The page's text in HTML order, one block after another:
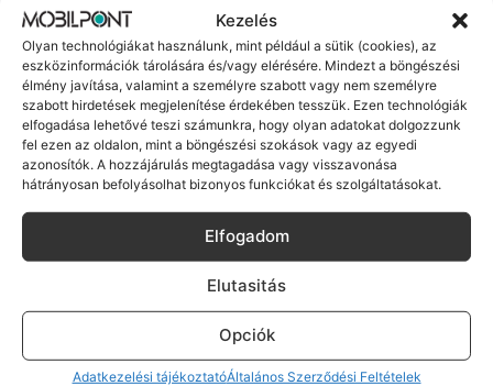
Kezelés
Olyan technológiákat használunk, mint például a sütik (cookies), az
eszközinformációk tárolására és/vagy elérésére. Mindezt a böngészési
élmény javítása, valamint a személyre szabott vagy nem személyre
szabott hirdetések megjelenítése érdekében tesszük. Ezen technológiák
elfogadása lehetővé teszi számunkra, hogy olyan adatokat dolgozzunk
fel ezen az oldalon, mint a böngészési szokások vagy az egyedi
azonosítók. A hozzájárulás megtagadása vagy visszavonása
hátrányosan befolyásolhat bizonyos funkciókat és szolgáltatásokat.
Elfogadom
Elutasitás
Opciók
Adatkezelési tájékoztatóÁltalános Szerződési Feltételek
ember veszi fel a telefont, és személyesen is megtalálsz
minket Szegeden.
Korrekt Ügyintézés
Ha ritkán előfordul egy hiba, nem kifogásokat keresünk,
veszik az ügyedet.